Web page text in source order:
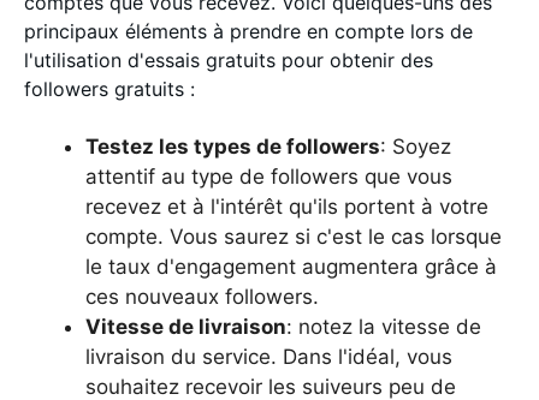
principaux éléments à prendre en compte lors de
l'utilisation d'essais gratuits pour obtenir des
followers gratuits :
Testez les types de followers: Soyez
attentif au type de followers que vous
recevez et à l'intérêt qu'ils portent à votre
compte. Vous saurez si c'est le cas lorsque
le taux d'engagement augmentera grâce à
ces nouveaux followers.
Vitesse de livraison: notez la vitesse de
livraison du service. Dans l'idéal, vous
souhaitez recevoir les suiveurs peu de